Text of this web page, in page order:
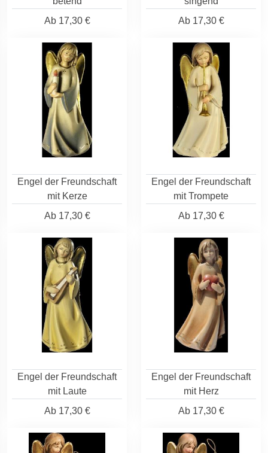
Ab17,30 €
Ab17,30 €
Engel der Freundschaft
mit Kerze
Ab17,30 €
Engel der Freundschaft
mit Trompete
Ab17,30 €
Engel der Freundschaft
mit Laute
Ab17,30 €
Engel der Freundschaft
mit Herz
Ab17,30 €